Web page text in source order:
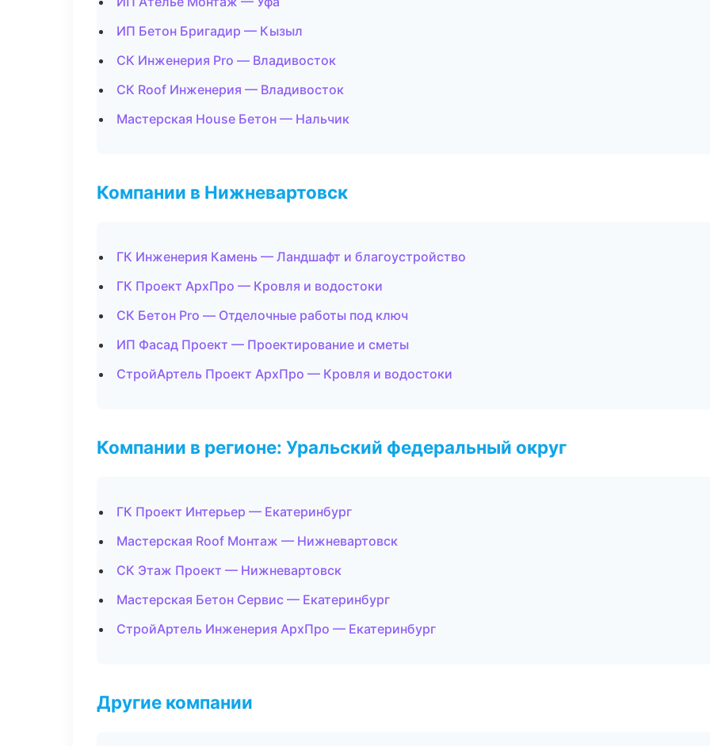
ИП Бетон Бригадир — Кызыл
СК Инженерия Pro — Владивосток
СК Roof Инженерия — Владивосток
Мастерская House Бетон — Нальчик
Компании в Нижневартовск
ГК Инженерия Камень — Ландшафт и благоустройство
ГК Проект АрхПро — Кровля и водостоки
СК Бетон Pro — Отделочные работы под ключ
ИП Фасад Проект — Проектирование и сметы
СтройАртель Проект АрхПро — Кровля и водостоки
Компании в регионе: Уральский федеральный округ
ГК Проект Интерьер — Екатеринбург
Мастерская Roof Монтаж — Нижневартовск
СК Этаж Проект — Нижневартовск
Мастерская Бетон Сервис — Екатеринбург
СтройАртель Инженерия АрхПро — Екатеринбург
Другие компании